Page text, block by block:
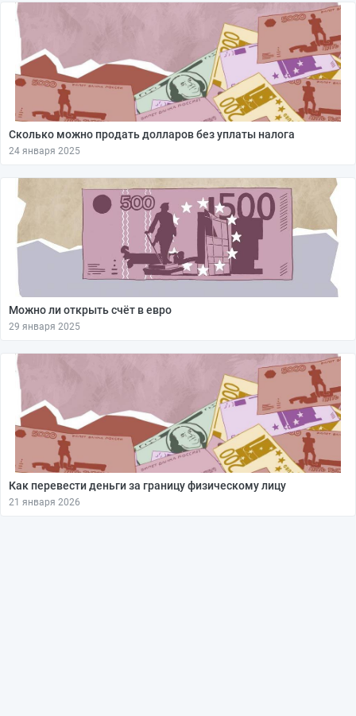
Сколько можно продать долларов без уплаты налога
24 января 2025
Можно ли открыть счёт в евро
29 января 2025
Как перевести деньги за границу физическому лицу
21 января 2026